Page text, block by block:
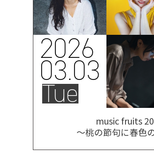
2026
03.03
Tue
music fruits
～桃の節句に春色